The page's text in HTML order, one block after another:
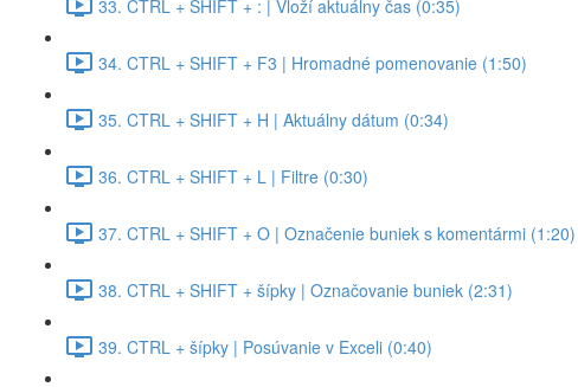
33. CTRL + SHIFT + : | Vloží aktuálny čas (0:35)
34. CTRL + SHIFT + F3 | Hromadné pomenovanie (1:50)
35. CTRL + SHIFT + H | Aktuálny dátum (0:34)
36. CTRL + SHIFT + L | Filtre (0:30)
37. CTRL + SHIFT + O | Označenie buniek s komentármi (1:20)
38. CTRL + SHIFT + šípky | Označovanie buniek (2:31)
39. CTRL + šípky | Posúvanie v Exceli (0:40)